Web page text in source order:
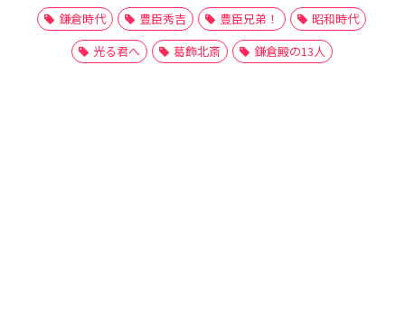
鎌倉時代
豊臣秀吉 豊臣兄弟！
昭和時代
光る君へ
葛飾北斎 鎌倉殿の13人